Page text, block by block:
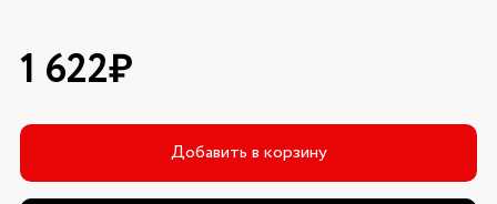
1 622₽
Добавить в корзину